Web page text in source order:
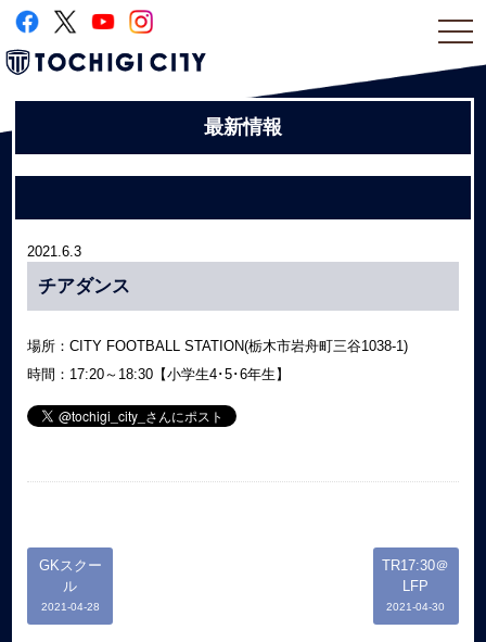
最新情報
2021.6.3
チアダンス
場所：CITY FOOTBALL STATION(栃木市岩舟町三谷1038-1)
時間：17:20～18:30【小学生4･5･6年生】
GKスクー
ル
2021-04-28
TR17:30＠
LFP
2021-04-30